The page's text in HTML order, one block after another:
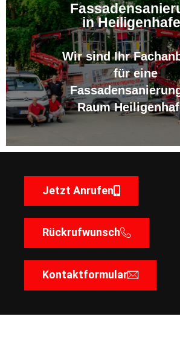
in
Wir sind Ihr
für eine
Raum
Jetzt Anrufen
Rückrufwunsch
Kontaktformular